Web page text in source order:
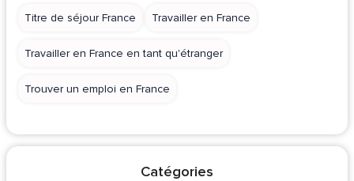
Titre de séjour France Travailler en France
Travailler en France en tant qu'étranger
Trouver un emploi en France
Catégories